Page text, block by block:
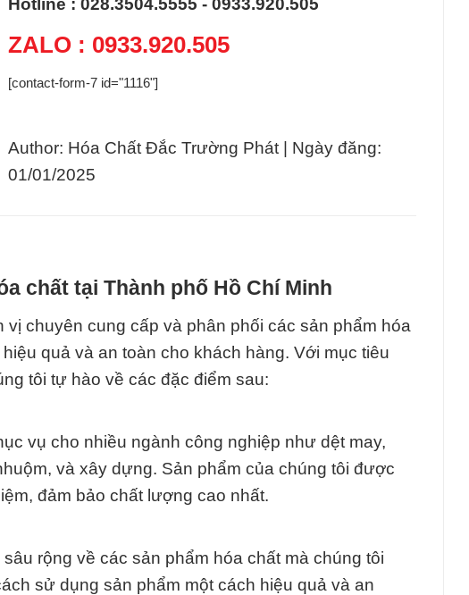
Hotline : 028.3504.5555 - 0933.920.505
ZALO : 0933.920.505
[contact-form-7 id="1116"]
Author: Hóa Chất Đắc Trường Phát | Ngày đăng:
01/01/2025
chất tại Thành phố Hồ Chí Minh
chuyên cung cấp và phân phối các sản phẩm hóa
quả và an toàn cho khách hàng. Với mục tiêu
tôi tự hào về các đặc điểm sau:
vụ cho nhiều ngành công nghiệp như dệt may,
và xây dựng. Sản phẩm của chúng tôi được
đảm bảo chất lượng cao nhất.
rộng về các sản phẩm hóa chất mà chúng tôi
sử dụng sản phẩm một cách hiệu quả và an